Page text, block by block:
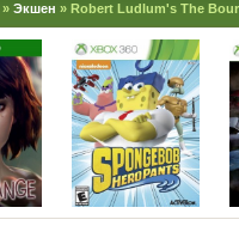
» Экшен » Robert Ludlum's The